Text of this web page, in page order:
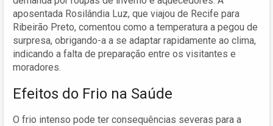
aposentada Rosilândia Luz, que viajou de Recife para
Ribeirão Preto, comentou como a temperatura a pegou de
surpresa, obrigando-a a se adaptar rapidamente ao clima,
indicando a falta de preparação entre os visitantes e
moradores.
Efeitos do Frio na Saúde
O frio intenso pode ter consequências severas para a